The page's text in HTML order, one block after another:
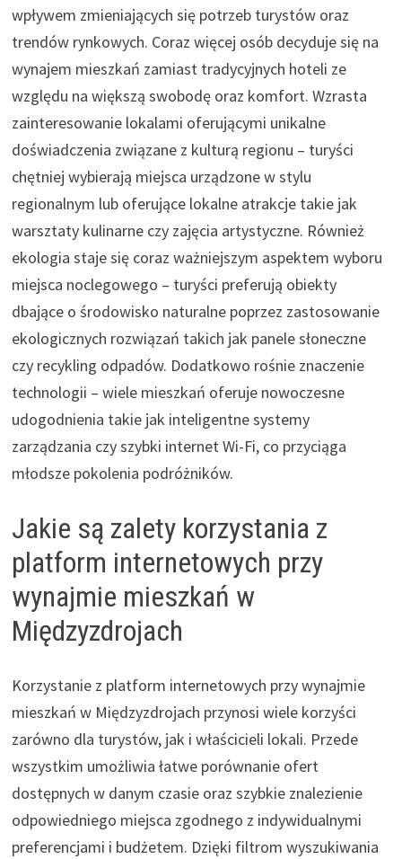
wpływem zmieniających się potrzeb turystów oraz
trendów rynkowych. Coraz więcej osób decyduje się na
wynajem mieszkań zamiast tradycyjnych hoteli ze
względu na większą swobodę oraz komfort. Wzrasta
zainteresowanie lokalami oferującymi unikalne
doświadczenia związane z kulturą regionu – turyści
chętniej wybierają miejsca urządzone w stylu
regionalnym lub oferujące lokalne atrakcje takie jak
warsztaty kulinarne czy zajęcia artystyczne. Również
ekologia staje się coraz ważniejszym aspektem wyboru
miejsca noclegowego – turyści preferują obiekty
dbające o środowisko naturalne poprzez zastosowanie
ekologicznych rozwiązań takich jak panele słoneczne
czy recykling odpadów. Dodatkowo rośnie znaczenie
technologii – wiele mieszkań oferuje nowoczesne
udogodnienia takie jak inteligentne systemy
zarządzania czy szybki internet Wi-Fi, co przyciąga
młodsze pokolenia podróżników.
Jakie są zalety korzystania z
platform internetowych przy
wynajmie mieszkań w
Międzyzdrojach
Korzystanie z platform internetowych przy wynajmie
mieszkań w Międzyzdrojach przynosi wiele korzyści
zarówno dla turystów, jak i właścicieli lokali. Przede
wszystkim umożliwia łatwe porównanie ofert
dostępnych w danym czasie oraz szybkie znalezienie
odpowiedniego miejsca zgodnego z indywidualnymi
preferencjami i budżetem. Dzięki filtrom wyszukiwania